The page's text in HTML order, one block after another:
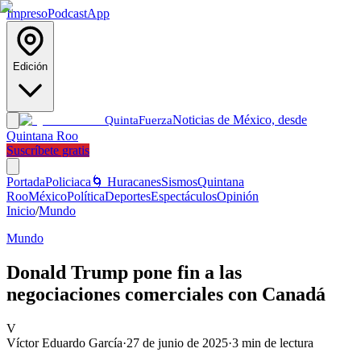
ImpresoPodcastApp
Edición
QuintaFuerzaNoticias de México, desde
Quintana Roo
Suscríbete gratis
PortadaPoliciaca 🌀 HuracanesSismosQuintana
RooMéxicoPolíticaDeportesEspectáculosOpinión
Inicio/Mundo
Mundo
Donald Trump pone fin a las
negociaciones comerciales con Canadá
V
Víctor Eduardo García·27 de junio de 2025·3 min de lectura